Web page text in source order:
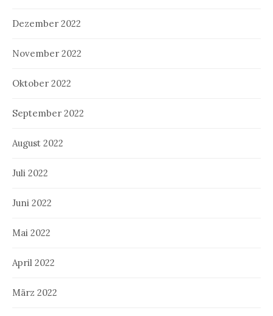
Dezember 2022
November 2022
Oktober 2022
September 2022
August 2022
Juli 2022
Juni 2022
Mai 2022
April 2022
März 2022